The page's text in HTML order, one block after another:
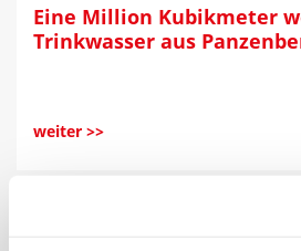
Eine Million Kubikmeter
Trinkwasser aus
weiter >>